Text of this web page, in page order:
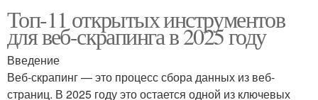
Топ-11 открытых инструментов
для веб-скрапинга в 2025 году
Введение
Веб-скрапинг — это процесс сбора данных из веб-
страниц. В 2025 году это остается одной из ключевых